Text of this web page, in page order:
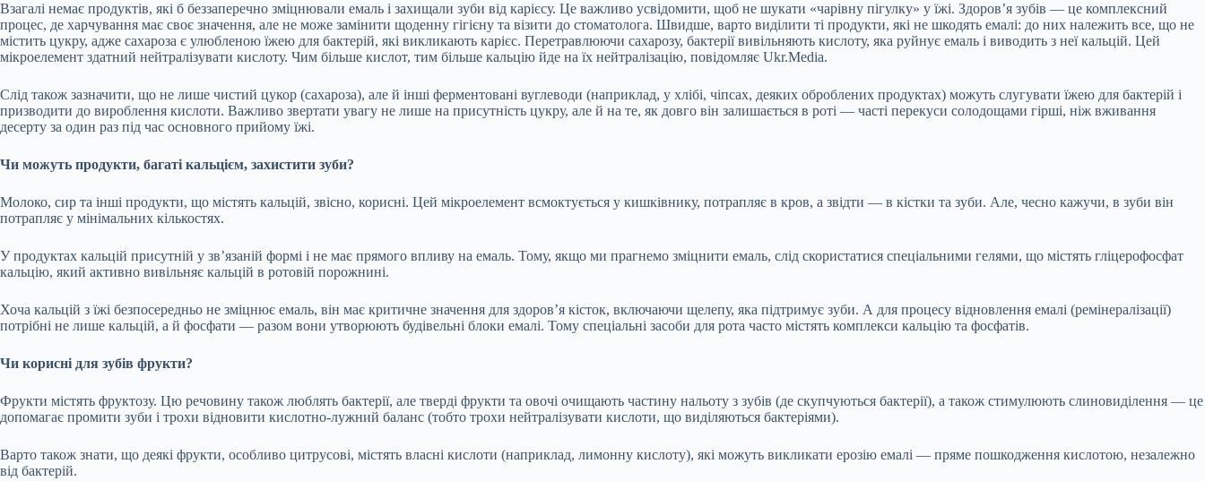
Взагалі немає продуктів, які б беззаперечно зміцнювали емаль і захищали зуби від карієсу. Це важливо усвідомити, щоб не шукати «чарівну пігулку» у їжі. Здоров’я зубів — це комплексний
процес, де харчування має своє значення, але не може замінити щоденну гігієну та візити до стоматолога. Швидше, варто виділити ті продукти, які не шкодять емалі: до них належить все, що не
містить цукру, адже сахароза є улюбленою їжею для бактерій, які викликають карієс. Перетравлюючи сахарозу, бактерії вивільняють кислоту, яка руйнує емаль і виводить з неї кальцій. Цей
мікроелемент здатний нейтралізувати кислоту. Чим більше кислот, тим більше кальцію йде на їх нейтралізацію, повідомляє Ukr.Media.
Слід також зазначити, що не лише чистий цукор (сахароза), але й інші ферментовані вуглеводи (наприклад, у хлібі, чіпсах, деяких оброблених продуктах) можуть слугувати їжею для бактерій і
призводити до вироблення кислоти. Важливо звертати увагу не лише на присутність цукру, але й на те, як довго він залишається в роті — часті перекуси солодощами гірші, ніж вживання
десерту за один раз під час основного прийому їжі.
Чи можуть продукти, багаті кальцієм, захистити зуби?
Молоко, сир та інші продукти, що містять кальцій, звісно, корисні. Цей мікроелемент всмоктується у кишківнику, потрапляє в кров, а звідти — в кістки та зуби. Але, чесно кажучи, в зуби він
потрапляє у мінімальних кількостях.
У продуктах кальцій присутній у зв’язаній формі і не має прямого впливу на емаль. Тому, якщо ми прагнемо зміцнити емаль, слід скористатися спеціальними гелями, що містять гліцерофосфат
кальцію, який активно вивільняє кальцій в ротовій порожнині.
Хоча кальцій з їжі безпосередньо не зміцнює емаль, він має критичне значення для здоров’я кісток, включаючи щелепу, яка підтримує зуби. А для процесу відновлення емалі (ремінералізації)
потрібні не лише кальцій, а й фосфати — разом вони утворюють будівельні блоки емалі. Тому спеціальні засоби для рота часто містять комплекси кальцію та фосфатів.
Чи корисні для зубів фрукти?
Фрукти містять фруктозу. Цю речовину також люблять бактерії, але тверді фрукти та овочі очищають частину нальоту з зубів (де скупчуються бактерії), а також стимулюють слиновиділення — це
допомагає промити зуби і трохи відновити кислотно-лужний баланс (тобто трохи нейтралізувати кислоти, що виділяються бактеріями).
Варто також знати, що деякі фрукти, особливо цитрусові, містять власні кислоти (наприклад, лимонну кислоту), які можуть викликати ерозію емалі — пряме пошкодження кислотою, незалежно
від бактерій.